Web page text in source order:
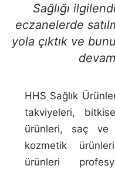
Sağlığı
eczanelerde
yola çıktık ve
HHS Sağlık
takviyeleri,
ürünleri, saç ve
kozmetik
ürünleri